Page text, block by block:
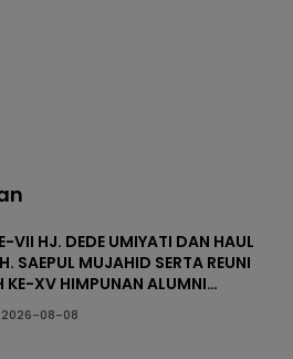
VII HJ. DEDE UMIYATI DAN HAUL
SAEPUL MUJAHID SERTA REUNI
KE-XV HIMPUNAN ALUMNI
DI PONDOK PESANTREN AL-FALAH
2026-08-08